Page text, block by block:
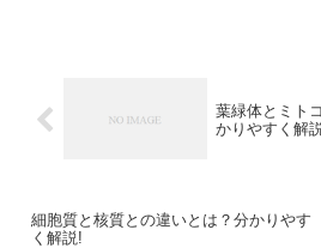
葉緑体とミト
かりやすく解
細胞質と核質との違いとは？分かりやす
く解説!